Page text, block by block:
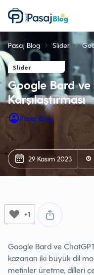
Teknoloji
Mobil
Oyun
Sağlık & Bakım
Ev & Yaşam
Akıllı Ev
Eğitim
Pasaj Blog Slider
Slider
Google Bard ve
Karşılaştırması
Pasaj Blog
29 Kasım 2023
+1
Google Bard ve
kazanan iki büyük dil
metinler üretme, dilleri